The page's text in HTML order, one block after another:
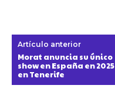
Artículo anterior
Morat anuncia su único
show en España en 2025
en Tenerife